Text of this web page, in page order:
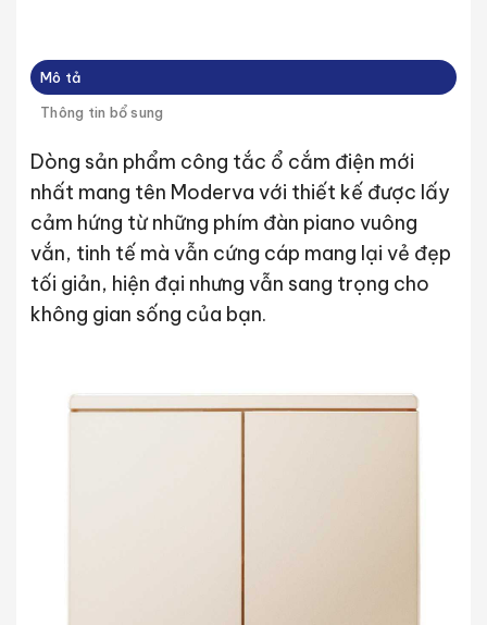
Mô tả
Thông tin bổ sung
Dòng sản phẩm công tắc ổ cắm điện mới
nhất mang tên Moderva với thiết kế được lấy
cảm hứng từ những phím đàn piano vuông
vắn, tinh tế mà vẫn cứng cáp mang lại vẻ đẹp
tối giản, hiện đại nhưng vẫn sang trọng cho
không gian sống của bạn.